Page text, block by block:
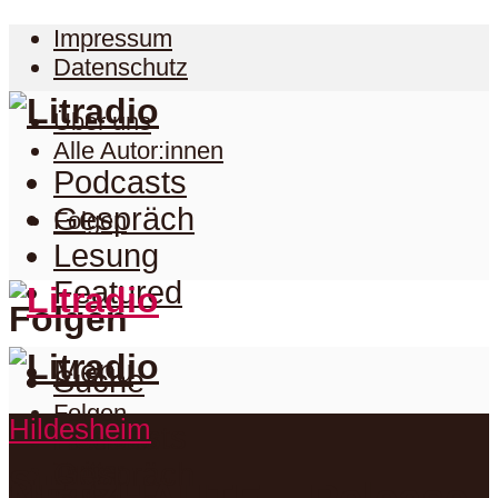
Impressum
Datenschutz
Über uns
Alle Autor:innen
Folgen
Folgen
Folgen
Facebook
Podcasts
Gespräch
Lesung
Featured
Menu
Suche
Podcasts
Hildesheim